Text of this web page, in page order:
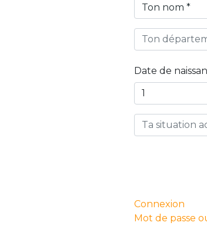
Ton
Date de
Year
Connexion
Mot de passe